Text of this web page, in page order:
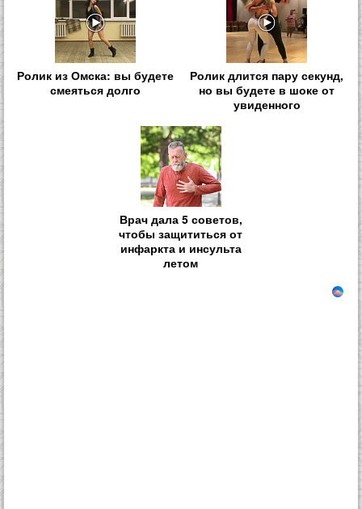
Ролик из Омска: вы будете
смеяться долго
Ролик длится пару секунд,
но вы будете в шоке от
увиденного
Врач дала 5 советов,
чтобы защититься от
инфаркта и инсульта
летом